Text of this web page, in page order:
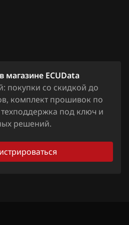
83.x)
магазине ECUData
покупки со скидкой до
комплект прошивок по
под ключ и
решений.